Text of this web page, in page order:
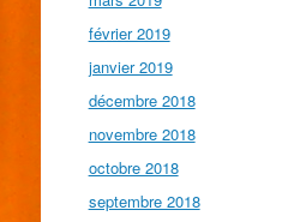
février 2019
janvier 2019
décembre 2018
novembre 2018
octobre 2018
septembre 2018